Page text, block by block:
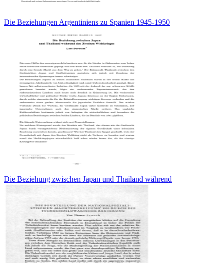
Die Beziehungen Argentiniens zu Spanien 1945-1950
Die Beziehung zwischen Japan und Thailand während